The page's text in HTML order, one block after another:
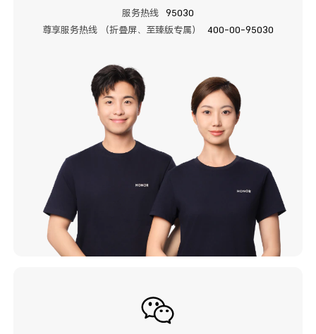
服务热线
95030
尊享服务热线 （折叠屏、至臻版专属）
400-00-95030